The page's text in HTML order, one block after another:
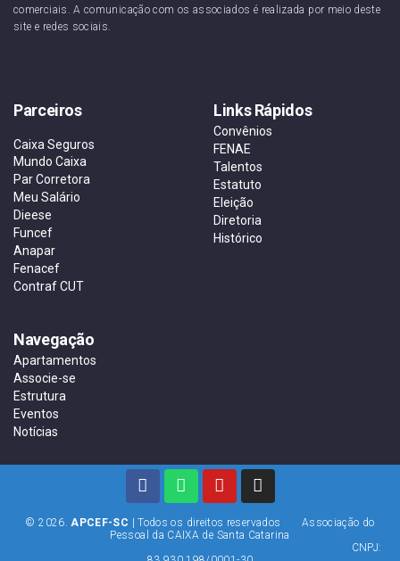
comerciais. A comunicação com os associados é realizada por meio deste
site e redes sociais.
Parceiros
Caixa Seguros
Mundo Caixa
Par Corretora
Meu Salário
Dieese
Funcef
Anapar
Fenacef
Contraf CUT
Links Rápidos
Convênios
FENAE
Talentos
Estatuto
Eleição
Diretoria
Histórico
Navegação
Apartamentos
Associe-se
Estrutura
Eventos
Notícias
© 2026.APCEF-SC | Todos os direitos reservados Associação do
Pessoal da CAIXA de Santa Catarina
CNPJ: